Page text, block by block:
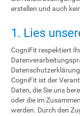
erstellen und auch
1. Lies
CogniFit respektiert
CogniFit ist der
Daten, die Sie uns
oder die im
werden. Durch den